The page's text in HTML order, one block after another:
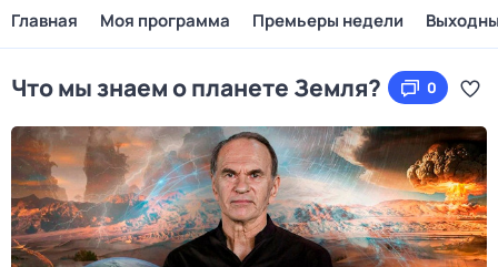
Главная Моя программа Премьеры недели
Что мы знаем о планете Земля? 0